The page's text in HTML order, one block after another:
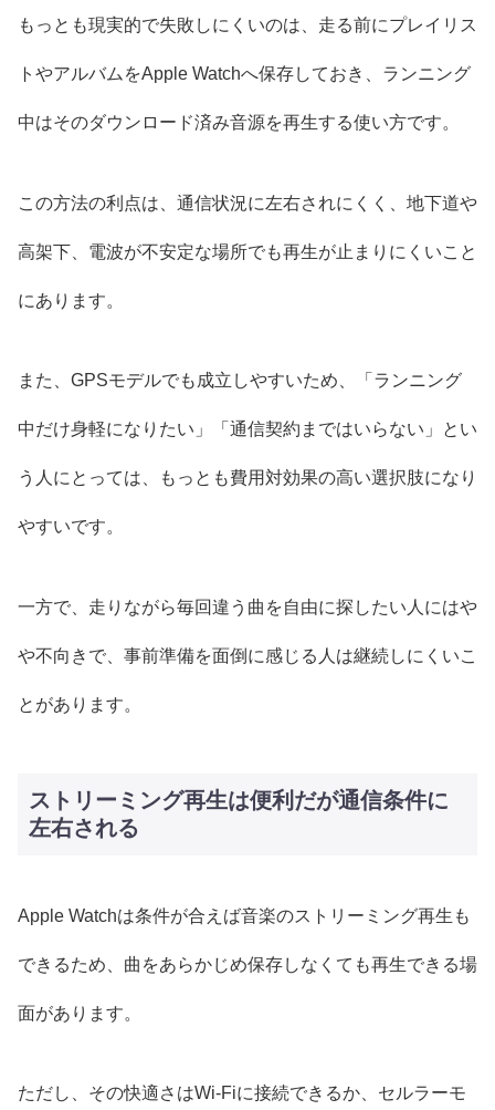
もっとも現実的で失敗しにくいのは、走る前にプレイリス
トやアルバムをApple Watchへ保存しておき、ランニング
中はそのダウンロード済み音源を再生する使い方です。
この方法の利点は、通信状況に左右されにくく、地下道や
高架下、電波が不安定な場所でも再生が止まりにくいこと
にあります。
また、GPSモデルでも成立しやすいため、「ランニング
中だけ身軽になりたい」「通信契約まではいらない」とい
う人にとっては、もっとも費用対効果の高い選択肢になり
やすいです。
一方で、走りながら毎回違う曲を自由に探したい人にはや
や不向きで、事前準備を面倒に感じる人は継続しにくいこ
とがあります。
ストリーミング再生は便利だが通信条件に
左右される
Apple Watchは条件が合えば音楽のストリーミング再生も
できるため、曲をあらかじめ保存しなくても再生できる場
面があります。
ただし、その快適さはWi-Fiに接続できるか、セルラーモ